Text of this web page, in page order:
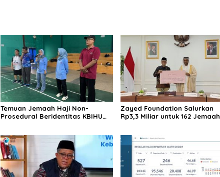
Temuan Jemaah Haji Non-
Prosedural Beridentitas KBIHU
Zayed Foundation Salurkan
Rp3,3 Miliar untuk 162 Jemaah